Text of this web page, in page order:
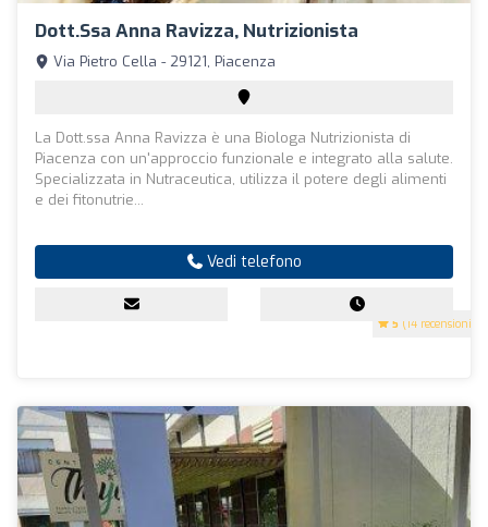
Dott.ssa Anna Ravizza, Nutrizionista
5 (14 recensioni)
Via Pietro Cella - 29121, Piacenza
La Dott.ssa Anna Ravizza è una Biologa Nutrizionista di
Piacenza con un'approccio funzionale e integrato alla salute.
Specializzata in Nutraceutica, utilizza il potere degli alimenti
e dei fitonutrie...
Vedi telefono